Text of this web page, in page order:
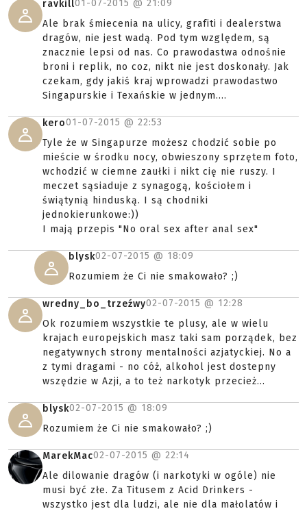
ravkill01-07-2015 @ 21:09
Ale brak śmiecenia na ulicy, grafiti i dealerstwa
dragów, nie jest wadą. Pod tym względem, są
znacznie lepsi od nas. Co prawodastwa odnośnie
broni i replik, no coz, nikt nie jest doskonały. Jak
czekam, gdy jakiś kraj wprowadzi prawodastwo
Singapurskie i Texańskie w jednym....
kero01-07-2015 @ 22:53
Tyle że w Singapurze możesz chodzić sobie po
mieście w środku nocy, obwieszony sprzętem foto,
wchodzić w ciemne zaułki i nikt cię nie ruszy. I
meczet sąsiaduje z synagogą, kościołem i
świątynią hinduską. I są chodniki
jednokierunkowe:))
I mają przepis "No oral sex after anal sex"
blysk02-07-2015 @ 18:09
Rozumiem że Ci nie smakowało? ;)
wredny_bo_trzeźwy02-07-2015 @ 12:28
Ok rozumiem wszystkie te plusy, ale w wielu
krajach europejskich masz taki sam porządek, bez
negatywnych strony mentalności azjatyckiej. No a
z tymi dragami - no cóż, alkohol jest dostepny
wszędzie w Azji, a to też narkotyk przecież...
blysk02-07-2015 @ 18:09
Rozumiem że Ci nie smakowało? ;)
MarekMac02-07-2015 @ 22:14
Ale dilowanie dragów (i narkotyki w ogóle) nie
musi być złe. Za Titusem z Acid Drinkers -
wszystko jest dla ludzi, ale nie dla małolatów i